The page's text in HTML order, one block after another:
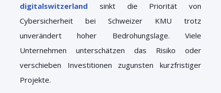
digitalswitzerland sinkt die Priorität von
Cybersicherheit bei Schweizer KMU trotz
unverändert hoher Bedrohungslage. Viele
Unternehmen unterschätzen das Risiko oder
verschieben Investitionen zugunsten kurzfristiger
Projekte.